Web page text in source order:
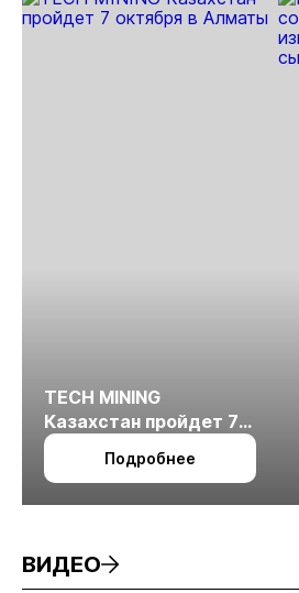
риски и
TECH MINING
Казахстан пройдет 7
октября в Алматы
Подробнее
ВИДЕО